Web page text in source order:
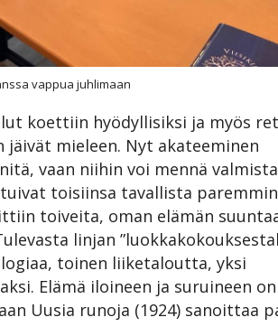
vappua juhlimaan
koettiin hyödyllisiksi ja myös
mieleen. Nyt akateeminen
vaan niihin voi mennä
toisiinsa tavallista paremmin
toiveita, oman elämän
linjan
toinen liiketaloutta, yksi
Elämä iloineen ja suruineen on
Uusia runoja (1924) sanoittaa